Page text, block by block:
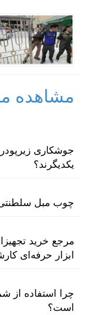
مشاهده
یکدیگرند؟
چوب مبل سلطنتی
مرجع خرید
ابزار حرفه‌ای
چرا استفاده از
است؟